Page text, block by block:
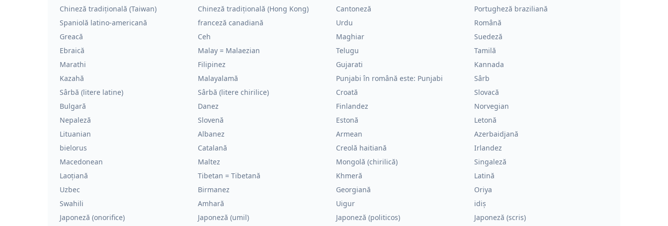
Chineză tradițională (Taiwan)
Chineză tradițională (Hong Kong) Cantoneză
Portugheză braziliană
Spaniolă latino-americană
franceză canadiană Urdu
Română
Greacă
Ceh Maghiar
Suedeză
Ebraică
Malay = Malaezian Telugu
Tamilă
Marathi
Filipinez Gujarati
Kannada
Kazahă
Malayalamă Punjabi în română este: Punjabi
Sârb
Sârbă (litere latine)
Sârbă (litere chirilice) Croată
Slovacă
Bulgară
Danez Finlandez
Norvegian
Nepaleză
Slovenă Estonă
Letonă
Lituanian
Albanez Armean
Azerbaidjană
bielorus
Catalană Creolă haitiană
Irlandez
Macedonean
Maltez Mongolă (chirilică)
Singaleză
Laoțiană
Tibetan = Tibetană Khmeră
Latină
Uzbec
Birmanez Georgiană
Oriya
Swahili
Amhară Uigur
idiș
Japoneză (onorifice)
Japoneză (umil) Japoneză (politicos)
Japoneză (scris)